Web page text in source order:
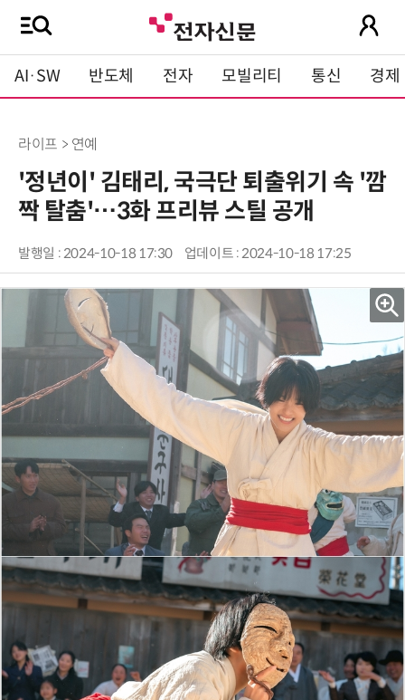
AI·SW 반도체 전자 모빌리티 통신 경제
라이프 > 연예
'정년이' 김태리, 국극단 퇴출위기 속 '깜
짝 탈춤'…3화 프리뷰 스틸 공개
발행일 : 2024-10-18 17:30 업데이트 : 2024-10-18 17:25